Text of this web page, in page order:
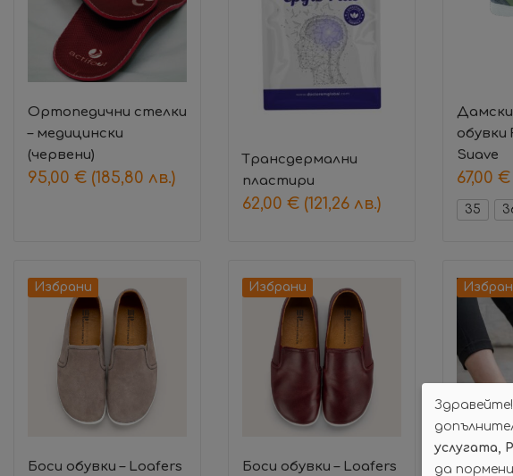
Ортопедични стелки
– медицински
(червени)
95,00 € (185,80 лв.)
Трансдермални
пластири
62,00 € (121,26 лв.)
обувки
Suave
67,00 €
35
Избрани
Боси обувки – Loafers
Избрани
Боси обувки – Loafers
Боси
услугата,
да